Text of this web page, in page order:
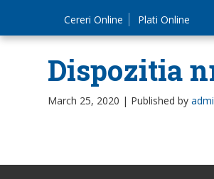
Cereri Online Plati Online
Dispozitia
March 25, 2020 | Published by